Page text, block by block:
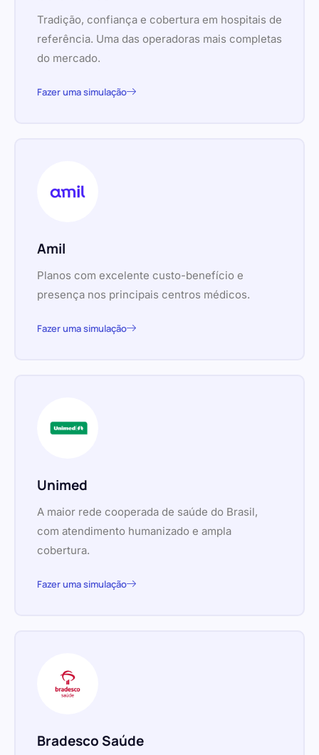
Tradição, confiança e cobertura em hospitais de
referência. Uma das operadoras mais completas
do mercado.
Fazer uma simulação
Amil
Planos com excelente custo-benefício e
presença nos principais centros médicos.
Fazer uma simulação
Unimed
A maior rede cooperada de saúde do Brasil,
com atendimento humanizado e ampla
cobertura.
Fazer uma simulação
Bradesco Saúde